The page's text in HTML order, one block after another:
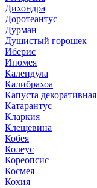
Дихондра
Доротеантус
Дурман
Душистый горошек
Иберис
Ипомея
Календула
Калибрахоа
Капуста декоративная
Катарантус
Кларкия
Клещевина
Кобея
Колеус
Кореопсис
Космея
Кохия